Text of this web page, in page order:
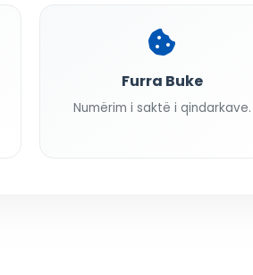
Furra Buke
Numërim i saktë i qindarkave.